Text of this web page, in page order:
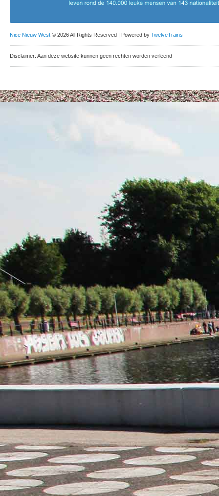
Nice Nieuw West © 2026 All Rights Reserved | Powered by TwelveTrains
Disclaimer: Aan deze website kunnen geen rechten worden verleend